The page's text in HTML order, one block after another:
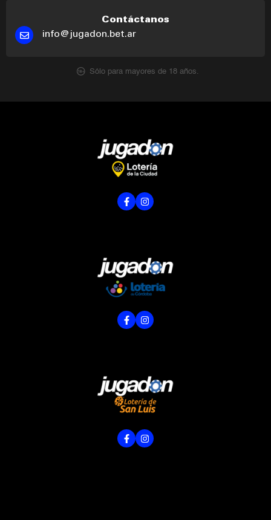
Contáctanos
info@jugadon.bet.ar
Sólo para mayores de 18 años.